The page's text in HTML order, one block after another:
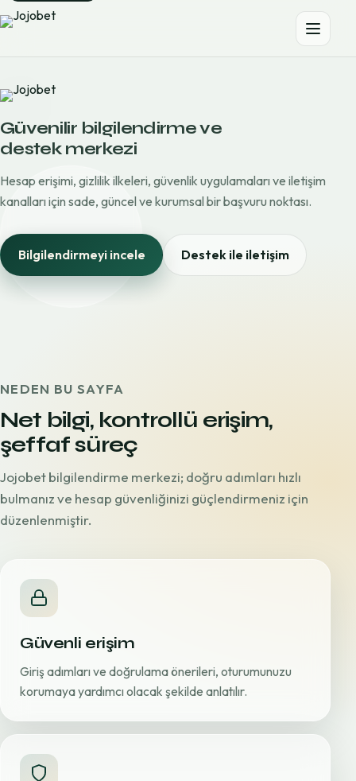
Güvenilir bilgilendirme ve
destek merkezi
Hesap erişimi, gizlilik ilkeleri, güvenlik uygulamaları ve iletişim
kanalları için sade, güncel ve kurumsal bir başvuru noktası.
Bilgilendirmeyi incele Destek ile iletişim
NEDEN BU SAYFA
Net bilgi, kontrollü erişim,
şeffaf süreç
Jojobet bilgilendirme merkezi; doğru adımları hızlı
bulmanız ve hesap güvenliğinizi güçlendirmeniz için
düzenlenmiştir.
Güvenli erişim
Giriş adımları ve doğrulama önerileri, oturumunuzu
korumaya yardımcı olacak şekilde anlatılır.